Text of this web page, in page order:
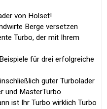
von Holset!
Berge versetzen
Turbo, der mit Ihrem
für drei erfolgreiche
guter Turbolader
und MasterTurbo
ist Ihr Turbo wirklich Turbo